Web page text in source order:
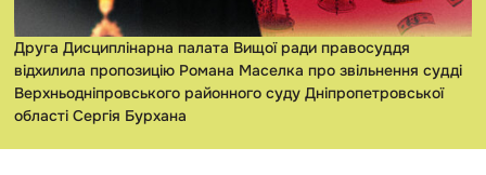
Друга Дисциплінарна палата Вищої ради правосуддя
відхилила пропозицію Романа Маселка про звільнення судді
Верхньодніпровського районного суду Дніпропетровської
області Сергія Бурхана